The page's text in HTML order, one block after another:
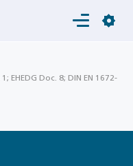
Login
EHEDG Doc. 8; DIN EN 1672-